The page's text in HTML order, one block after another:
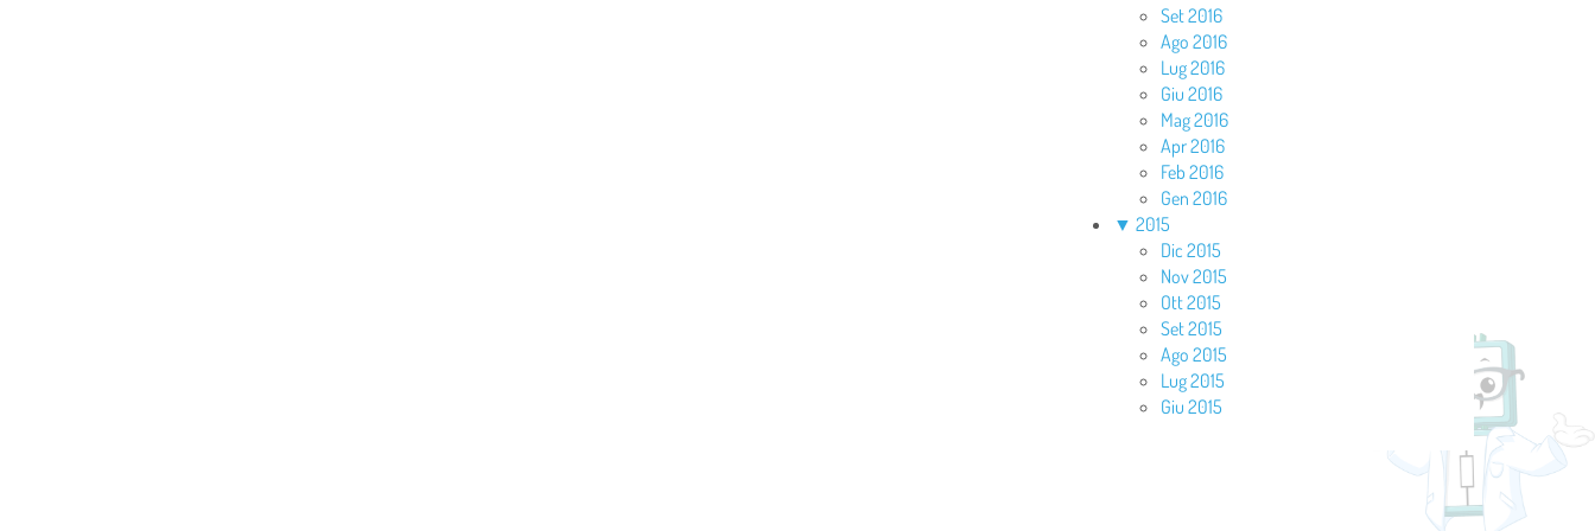
Set 2016
Ago 2016
Lug 2016
Giu 2016
Mag 2016
Apr 2016
Feb 2016
Gen 2016
▼ 2015
Dic 2015
Nov 2015
Ott 2015
Set 2015
Ago 2015
Lug 2015
Giu 2015